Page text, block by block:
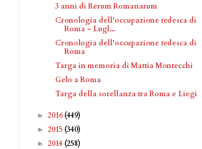
3 anni di Rerum Romanarum
Cronologia dell'occupazione tedesca di
Roma - Lugl...
Cronologia dell'occupazione tedesca di
Roma
Targa in memoria di Mattia Montecchi
Gelo a Roma
Targa della sorellanza tra Roma e Liegi
► 2016(449)
► 2015 (340)
► 2014 (258)